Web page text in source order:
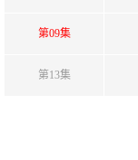
第09集
第13集